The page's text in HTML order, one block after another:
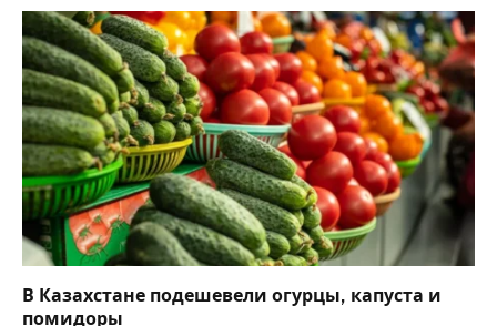
В Казахстане подешевели огурцы, капуста и
помидоры